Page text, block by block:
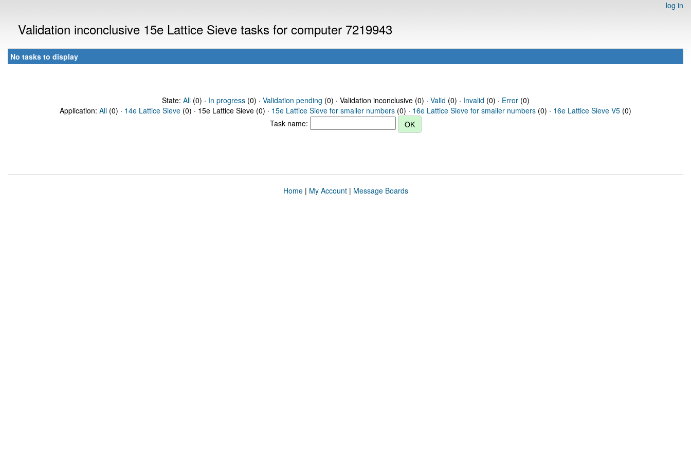
log in
Validation inconclusive 15e Lattice Sieve tasks for computer 7219943
No tasks to display
State: All(0) · In progress(0) · Validation pending (0) · Validation inconclusive (0) · Valid (0) · Invalid (0) · Error(0)
Application: All (0) · 14e Lattice Sieve (0) · 15e Lattice Sieve (0) · 15e Lattice Sieve for smaller numbers (0) · 16e Lattice Sieve for smaller numbers (0) · 16e Lattice Sieve V5 (0)
Task name:
Home| My Account| Message Boards